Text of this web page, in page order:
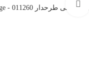
بزرگنمایی تصویر